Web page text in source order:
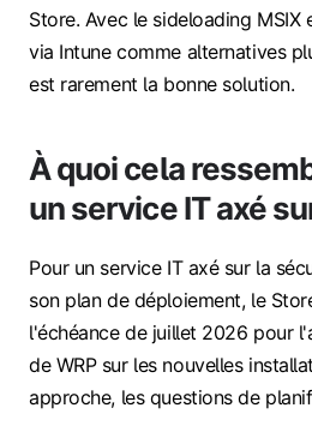
Store. Avec le sideloading MSIX
via Intune comme alternatives
est rarement la bonne solution.
À quoi cela
un service IT axé
Pour un service IT axé sur la
son plan de déploiement, le
l'échéance de juillet 2026 pour
de WRP sur les nouvelles
approche, les questions de